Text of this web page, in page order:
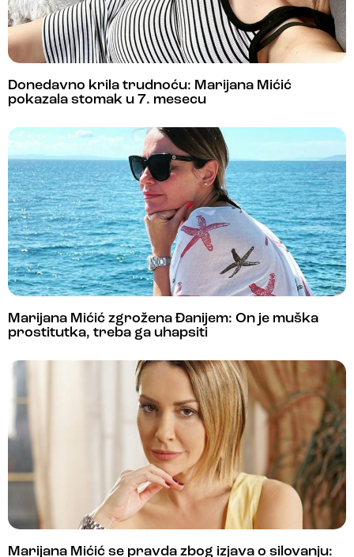
Donedavno krila trudnoću: Marijana Mićić
pokazala stomak u 7. mesecu
Marijana Mićić zgrožena Đanijem: On je muška
prostitutka, treba ga uhapsiti
Marijana Mićić se pravda zbog izjava o silovanju: